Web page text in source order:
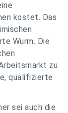
kostet. Das
Wurm. Die
zu
qualifizierte
sei auch die